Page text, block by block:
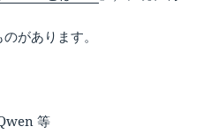
があります。
等